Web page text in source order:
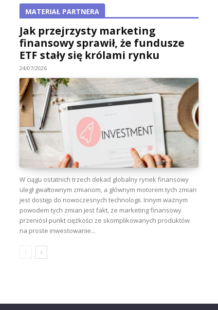
MATERIAŁ PARTNERA
Jak przejrzysty marketing
finansowy sprawił, że fundusze
ETF stały się królami rynku
24/07/2026
W ciągu ostatnich trzech dekad globalny rynek finansowy
uległ gwałtownym zmianom, a głównym motorem tych zmian
jest dostęp do nowoczesnych technologii. Innym ważnym
powodem tych zmian jest fakt, że marketing finansowy
przeniósł punkt ciężkości ze skomplikowanych produktów
na proste inwestowanie...